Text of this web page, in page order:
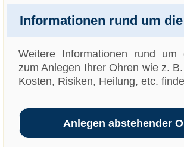
Informationen rund um
Weitere Informationen rund um
zum Anlegen Ihrer Ohren wie z.
Kosten, Risiken, Heilung, etc.
Anlegen abstehender